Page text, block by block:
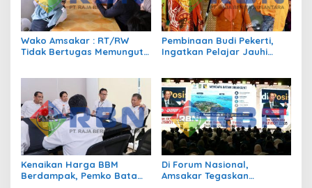
Wako Amsakar : RT/RW
Tidak Bertugas Memungut
Pembinaan Budi Pekerti,
Ingatkan Pelajar Jauhi
Kenaikan Harga BBM
Berdampak, Pemko Batam
Di Forum Nasional,
Amsakar Tegaskan